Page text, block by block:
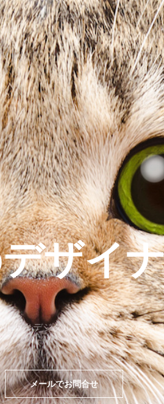
イナ
ｂ・デジタルツール・マーケテ
メールでお問合せ